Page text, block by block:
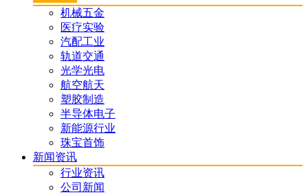
机械五金
医疗实验
汽配工业
轨道交通
光学光电
航空航天
塑胶制造
半导体电子
新能源行业
珠宝首饰
新闻资讯
行业资讯
公司新闻